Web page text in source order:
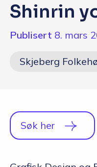
English
Shinrin
Publisert 8. mars
Skjeberg
Søk her